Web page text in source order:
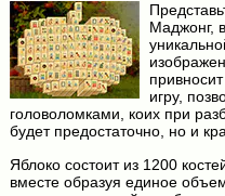
Маджонг,
игру,
головоломками, коих при
будет предостаточно, но и
Яблоко состоит из 1200
вместе образуя единое